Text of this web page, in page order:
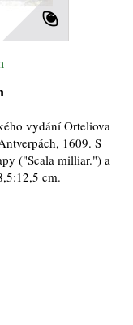
vydání Orteliova
1609. S
("Scala milliar.") a
cm.